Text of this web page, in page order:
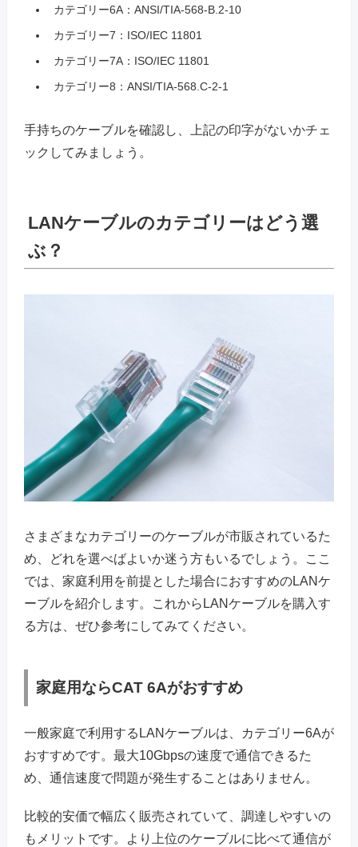
カテゴリー6A：ANSI/TIA-568-B.2-10
カテゴリー7：ISO/IEC 11801
カテゴリー7A：ISO/IEC 11801
カテゴリー8：ANSI/TIA-568.C-2-1
手持ちのケーブルを確認し、上記の印字がないかチェ
ックしてみましょう。
LANケーブルのカテゴリーはどう選
ぶ？
さまざまなカテゴリーのケーブルが市販されているた
め、どれを選べばよいか迷う方もいるでしょう。ここ
では、家庭利用を前提とした場合におすすめのLANケ
ーブルを紹介します。これからLANケーブルを購入す
る方は、ぜひ参考にしてみてください。
家庭用ならCAT 6Aがおすすめ
一般家庭で利用するLANケーブルは、カテゴリー6Aが
おすすめです。最大10Gbpsの速度で通信できるた
め、通信速度で問題が発生することはありません。
比較的安価で幅広く販売されていて、調達しやすいの
もメリットです。より上位のケーブルに比べて通信が